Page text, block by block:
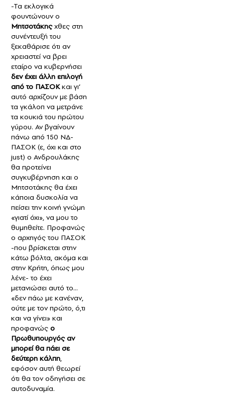
-Τα εκλογικά
φουντώνουν ο
Μητσοτάκηςχθες στη
συνέντευξή του
ξεκαθάρισε ότι αν
χρειαστεί να βρει
εταίρο να κυβερνήσει
δεν έχει άλλη επιλογή
από το ΠΑΣΟΚκαι γι’
αυτό αρχίζουν με βάση
τα γκάλοπ να μετράνε
τα κουκιά του πρώτου
γύρου. Αν βγαίνουν
πάνω από 150 ΝΔ-
ΠΑΣΟΚ (ε, όχι και στο
just) ο Ανδρουλάκης
θα προτείνει
συγκυβέρνηση και ο
Μητσοτάκης θα έχει
κάποια δυσκολία να
πείσει την κοινή γνώμη
«γιατί όχι», να μου το
θυμηθείτε. Προφανώς
ο αρχηγός του ΠΑΣΟΚ
-που βρίσκεται στην
κάτω βόλτα, ακόμα και
στην Κρήτη, όπως μου
λένε- το έχει
μετανιώσει αυτό το…
«δεν πάω με κανέναν,
ούτε με τον πρώτο, ό,τι
και να γίνει» και
προφανώς ο
Πρωθυπουργός αν
μπορεί θα πάει σε
δεύτερη κάλπη,
εφόσον αυτή θεωρεί
ότι θα τον οδηγήσει σε
αυτοδυναμία.